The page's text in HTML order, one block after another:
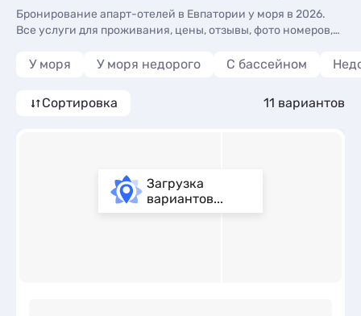
Бронирование апарт-отелей в Евпатории у моря в 2026.
Все услуги для проживания, цены, отзывы, фото номеров,
У моря У моря недорого С бассейном
Сортировка 11 вариантов
Загрузка
вариантов...